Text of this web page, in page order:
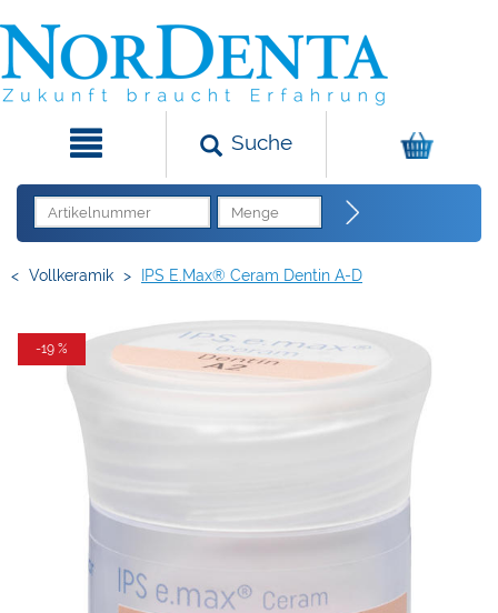
Suche
< Vollkeramik > IPS E.max® Ceram Dentin A-D
-19 %